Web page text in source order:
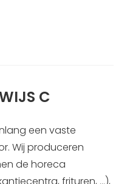
C
een vaste
Wij produceren
de horeca